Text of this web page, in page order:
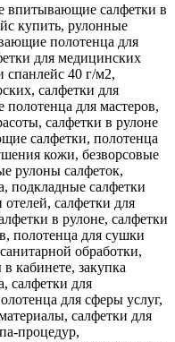
впитывающие салфетки в
купить, рулонные
полотенца для
для медицинских
спанлейс 40 г/м2,
салфетки для
для мастеров,
салфетки в рулоне
салфетки, полотенца
кожи, безворсовые
рулоны салфеток,
подкладные салфетки
салфетки для
в рулоне, салфетки
полотенца для сушки
обработки,
кабинете, закупка
салфетки для
для сферы услуг,
салфетки для
процедур,